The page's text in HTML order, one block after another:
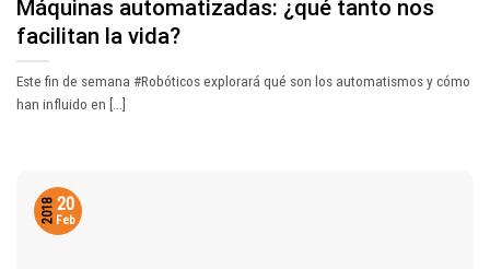
Máquinas automatizadas: ¿qué tanto nos
facilitan la vida?
Este fin de semana #Robóticos explorará qué son los automatismos y cómo
han influido en [...]
20
Feb
2018